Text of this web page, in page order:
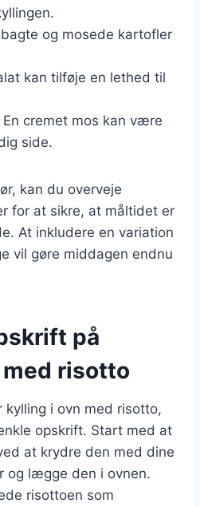
og mosede kartofler
kan tilføje en lethed til
En cremet mos kan være
side.
kan du overveje
for at sikre, at måltidet er
At inkludere en variation
vil gøre middagen endnu
på
risotto
i ovn med risotto,
opskrift. Start med at
at krydre den med dine
og lægge den i ovnen.
risottoen som